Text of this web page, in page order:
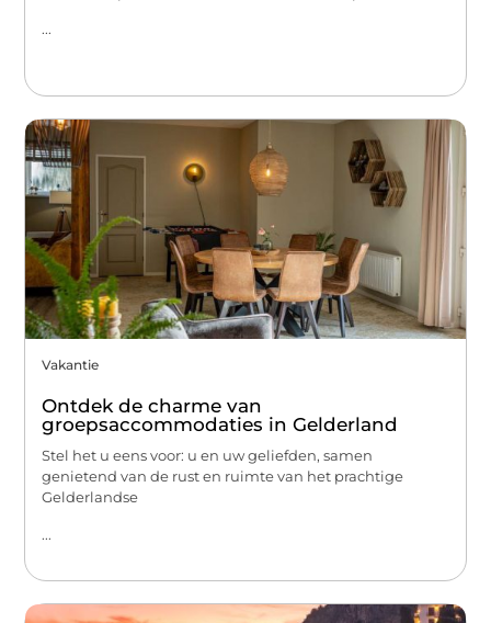
...
Vakantie
Ontdek de charme van
groepsaccommodaties in Gelderland
Stel het u eens voor: u en uw geliefden, samen
genietend van de rust en ruimte van het prachtige
Gelderlandse
...